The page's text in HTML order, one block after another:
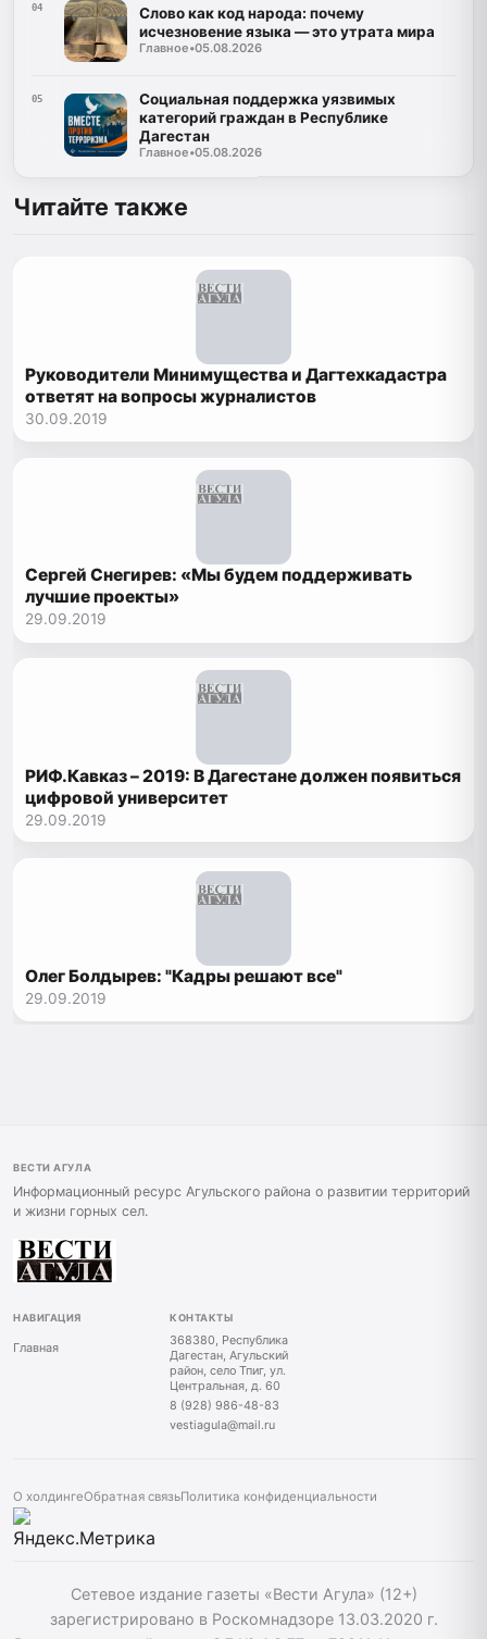
04
Слово как код народа: почему
исчезновение языка — это утрата мира
Главное•05.08.2026
05
Социальная поддержка уязвимых
категорий граждан в Республике
Дагестан
Главное•05.08.2026
Читайте также
Руководители Минимущества и Дагтехкадастра
ответят на вопросы журналистов
30.09.2019
Сергей Снегирев: «Мы будем поддерживать
лучшие проекты»
29.09.2019
РИФ.Кавказ – 2019: В Дагестане должен появиться
цифровой университет
29.09.2019
Олег Болдырев: "Кадры решают все"
29.09.2019
ВЕСТИ АГУЛА
Информационный ресурс Агульского района о развитии территорий
и жизни горных сел.
НАВИГАЦИЯ
Главная
КОНТАКТЫ
368380, Республика
Дагестан, Агульский
район, село Тпиг, ул.
Центральная, д. 60
8 (928) 986-48-83
vestiagula@mail.ru
О холдингеОбратная связьПолитика конфиденциальности
Сетевое издание газеты «Вести Агула» (12+)
зарегистрировано в Роскомнадзоре 13.03.2020 г.